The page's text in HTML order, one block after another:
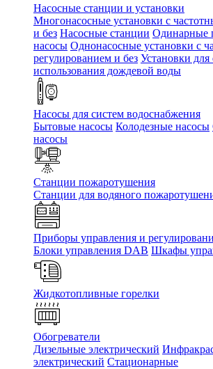
Насосные станции и установки
Многонасосные установки с
и без Насосные станции Одинарные
насосы Однонасосные установки с
регулированием и без Установки для
использования дождевой воды
Насосы для систем водоснабжения
Бытовые насосы Колодезные насосы
насосы
Станции пожаротушения
Станции для водяного
Приборы управления и
Блоки управления DAB Шкафы
Жидкотопливные горелки
Обогреватели
Дизельные электрический
электрический Стационарные